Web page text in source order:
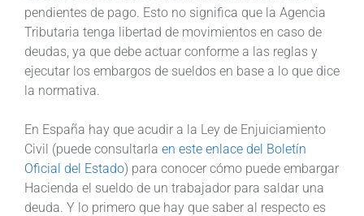
pendientes de pago. Esto no significa que la Agencia
Tributaria tenga libertad de movimientos en caso de
deudas, ya que debe actuar conforme a las reglas y
ejecutar los embargos de sueldos en base a lo que dice
la normativa.
En España hay que acudir a la Ley de Enjuiciamiento
Civil (puede consultarla en este enlace del Boletín
Oficial del Estado) para conocer cómo puede embargar
Hacienda el sueldo de un trabajador para saldar una
deuda. Y lo primero que hay que saber al respecto es